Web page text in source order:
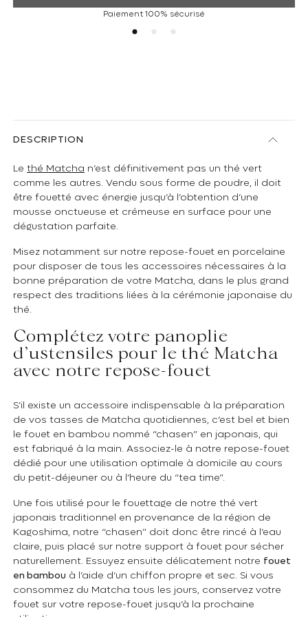
Paiement 100% sécurisé
DESCRIPTION
Lethé Matcha n’est définitivement pas un thé vert
comme les autres. Vendu sous forme de poudre, il doit
être fouetté avec énergie jusqu’à l’obtention d’une
mousse onctueuse et crémeuse en surface pour une
dégustation parfaite.
Misez notamment sur notre repose-fouet en porcelaine
pour disposer de tous les accessoires nécessaires à la
bonne préparation de votre Matcha, dans le plus grand
respect des traditions liées à la cérémonie japonaise du
thé.
Complétez votre panoplie
d’ustensiles pour le thé Matcha
avec notre repose-fouet
S’il existe un accessoire indispensable à la préparation
de vos tasses de Matcha quotidiennes, c’est bel et bien
le fouet en bambou nommé “chasen” en japonais, qui
est fabriqué à la main. Associez-le à notre repose-fouet
dédié pour une utilisation optimale à domicile au cours
du petit-déjeuner ou à l’heure du “tea time”.
Une fois utilisé pour le fouettage de notre thé vert
japonais traditionnel en provenance de la région de
Kagoshima, notre “chasen” doit donc être rincé à l’eau
claire, puis placé sur notre support à fouet pour sécher
naturellement. Essuyez ensuite délicatement notre fouet
en bambou à l’aide d’un chiffon propre et sec. Si vous
consommez du Matcha tous les jours, conservez votre
fouet sur votre repose-fouet jusqu’à la prochaine